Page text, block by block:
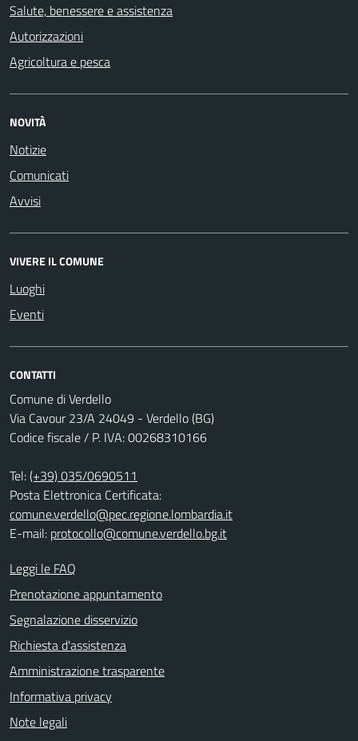
Salute, benessere e assistenza
Autorizzazioni
Agricoltura e pesca
NOVITÀ
Notizie
Comunicati
Avvisi
VIVERE IL COMUNE
Luoghi
Eventi
CONTATTI
Comune di Verdello
Via Cavour 23/A 24049 - Verdello (BG)
Codice fiscale / P. IVA: 00268310166
Tel:(+39) 035/0690511
Posta Elettronica Certificata:
comune.verdello@pec.regione.lombardia.it
E-mail: protocollo@comune.verdello.bg.it
Leggi le FAQ
Prenotazione appuntamento
Segnalazione disservizio
Richiesta d'assistenza
Amministrazione trasparente
Informativa privacy
Note legali